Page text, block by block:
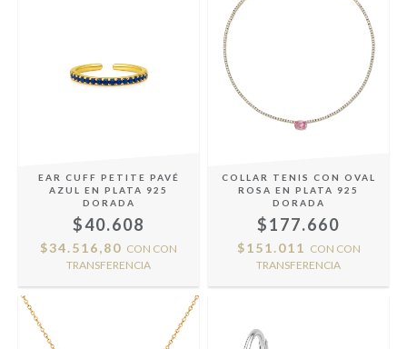
EAR CUFF PETITE PAVÉ
AZUL EN PLATA 925
DORADA
$40.608
$34.516,80 CON CON
TRANSFERENCIA
COLLAR TENIS CON OVAL
ROSA EN PLATA 925
DORADA
$177.660
$151.011 CON CON
TRANSFERENCIA